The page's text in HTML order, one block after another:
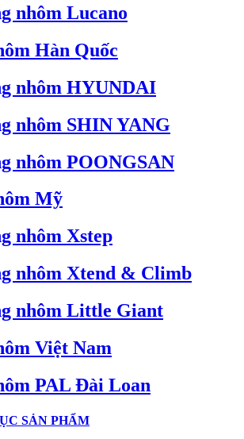
nhôm Lucano
Hàn Quốc
nhôm HYUNDAI
nhôm SHIN YANG
nhôm POONGSAN
Mỹ
nhôm Xstep
nhôm Xtend & Climb
nhôm Little Giant
Việt Nam
PAL Đài Loan
SẢN PHẨM